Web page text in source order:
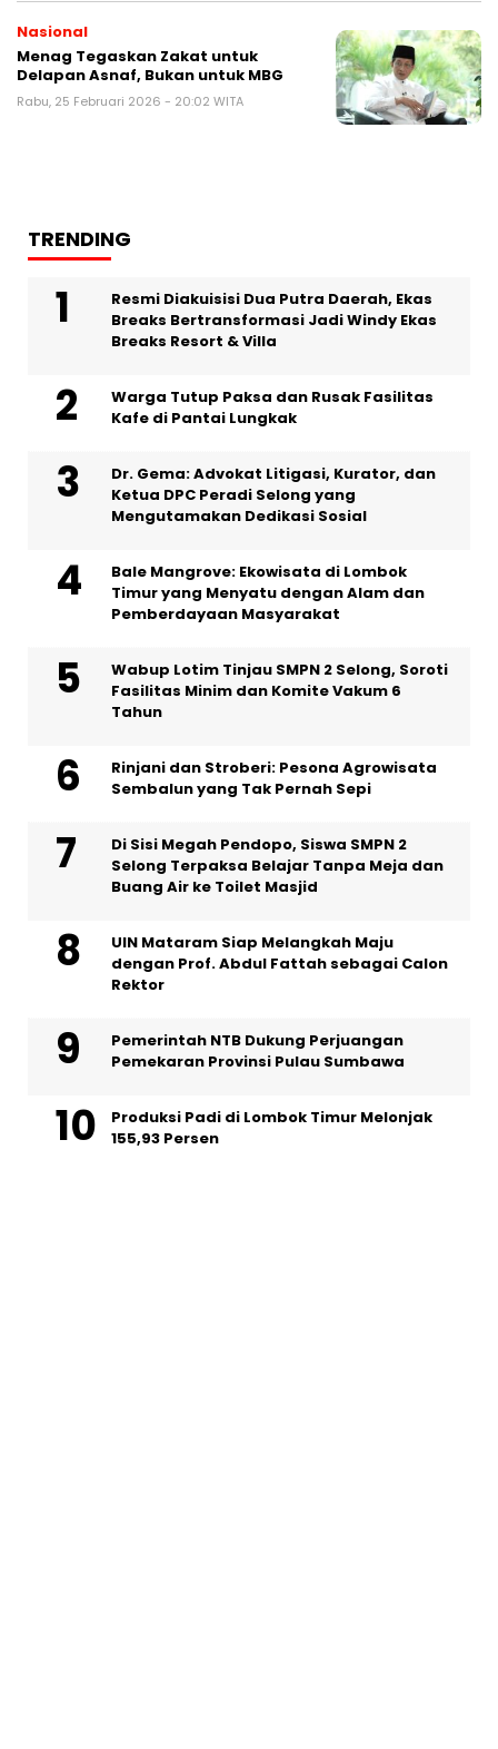
Nasional
Menag Tegaskan Zakat untuk
Delapan Asnaf, Bukan untuk MBG
Rabu, 25 Februari 2026 - 20:02 WITA
TRENDING
Resmi Diakuisisi Dua Putra Daerah, Ekas
Breaks Bertransformasi Jadi Windy Ekas
Breaks Resort & Villa
Warga Tutup Paksa dan Rusak Fasilitas
Kafe di Pantai Lungkak
Dr. Gema: Advokat Litigasi, Kurator, dan
Ketua DPC Peradi Selong yang
Mengutamakan Dedikasi Sosial
Bale Mangrove: Ekowisata di Lombok
Timur yang Menyatu dengan Alam dan
Pemberdayaan Masyarakat
Wabup Lotim Tinjau SMPN 2 Selong, Soroti
Fasilitas Minim dan Komite Vakum 6
Tahun
Rinjani dan Stroberi: Pesona Agrowisata
Sembalun yang Tak Pernah Sepi
Di Sisi Megah Pendopo, Siswa SMPN 2
Selong Terpaksa Belajar Tanpa Meja dan
Buang Air ke Toilet Masjid
UIN Mataram Siap Melangkah Maju
dengan Prof. Abdul Fattah sebagai Calon
Rektor
Pemerintah NTB Dukung Perjuangan
Pemekaran Provinsi Pulau Sumbawa
Produksi Padi di Lombok Timur Melonjak
155,93 Persen